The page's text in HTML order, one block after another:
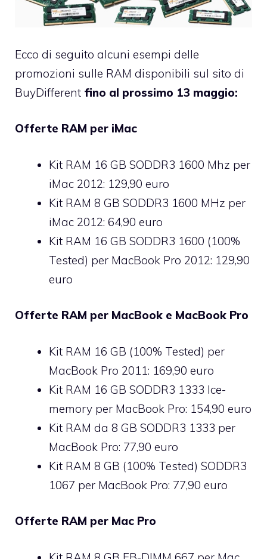
Ecco di seguito alcuni esempi delle
promozioni sulle RAM disponibili sul sito di
BuyDifferent fino al prossimo 13 maggio:
Offerte RAM per iMac
Kit RAM 16 GB SODDR3 1600 Mhz per
iMac 2012: 129,90 euro
Kit RAM 8 GB SODDR3 1600 MHz per
iMac 2012: 64,90 euro
Kit RAM 16 GB SODDR3 1600 (100%
Tested) per MacBook Pro 2012: 129,90
euro
Offerte RAM per MacBook e MacBook Pro
Kit RAM 16 GB (100% Tested) per
MacBook Pro 2011: 169,90 euro
Kit RAM 16 GB SODDR3 1333 Ice-
memory per MacBook Pro: 154,90 euro
Kit RAM da 8 GB SODDR3 1333 per
MacBook Pro: 77,90 euro
Kit RAM 8 GB (100% Tested) SODDR3
1067 per MacBook Pro: 77,90 euro
Offerte RAM per Mac Pro